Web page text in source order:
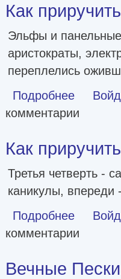
Как
Эльфы и панельные
аристократы,
переплелись
Подробнее о Как
комментарии
Как
Третья четверть -
каникулы, впереди
Подробнее о Как
комментарии
Вечные